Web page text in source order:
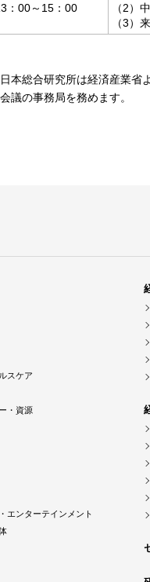
：00～15：00
（2）
（3）
本総合研究所は経済産業省
議の事務局を務めます。
スケア
・資源
エンターテインメント